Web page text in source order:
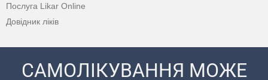
Послуга Likar Online
Довідник ліків
САМОЛІКУВАННЯ МОЖЕ